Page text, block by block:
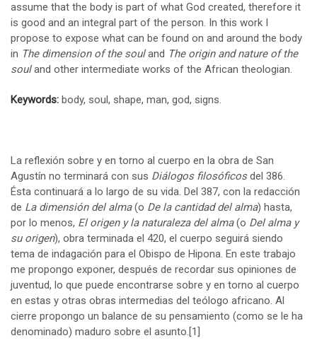
assume that the body is part of what God created, therefore it
is good and an integral part of the person. In this work I
propose to expose what can be found on and around the body
in The dimension of the souland The origin and nature of the
souland other intermediate works of the African theologian.
Keywords: body, soul, shape, man, god, signs.
La reflexión sobre y en torno al cuerpo en la obra de San
Agustín no terminará con sus Diálogos filosóficosdel 386.
Ésta continuará a lo largo de su vida. Del 387, con la redacción
de La dimensión del alma(o De la cantidad del alma) hasta,
por lo menos, El origen y la naturaleza del alma(o Del alma y
su origen), obra terminada el 420, el cuerpo seguirá siendo
tema de indagación para el Obispo de Hipona. En este trabajo
me propongo exponer, después de recordar sus opiniones de
juventud, lo que puede encontrarse sobre y en torno al cuerpo
en estas y otras obras intermedias del teólogo africano. Al
cierre propongo un balance de su pensamiento (como se le ha
denominado) maduro sobre el asunto.[1]